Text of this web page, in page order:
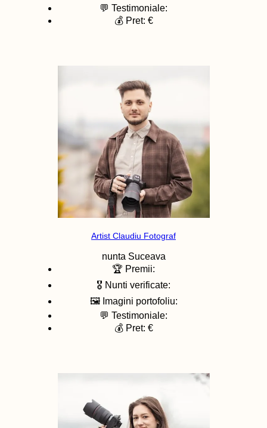
💬 Testimoniale:
💰 Pret: €
Artist Claudiu Fotograf
nunta Suceava
🏆 Premii:
🎖️ Nunti verificate:
🖼️ Imagini portofoliu:
💬 Testimoniale:
💰 Pret: €